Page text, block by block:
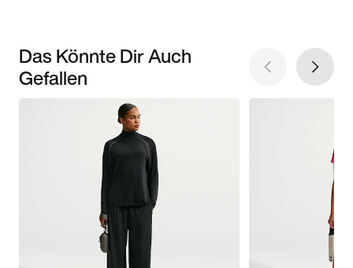
Das Könnte Dir Auch
Gefallen